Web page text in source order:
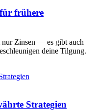
frühere
nur Zinsen — es gibt auch
deine Tilgung.
Strategien